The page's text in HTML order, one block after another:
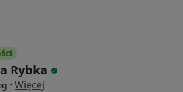
Rybka
· Więcej